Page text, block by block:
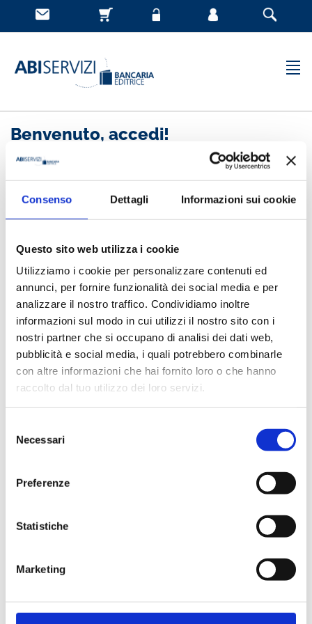
Consenso Dettagli Informazioni sui cookie
Questo sito web utilizza i cookie
Utilizziamo i cookie per personalizzare contenuti ed
annunci, per fornire funzionalità dei social media e per
analizzare il nostro traffico. Condividiamo inoltre
informazioni sul modo in cui utilizzi il nostro sito con i
nostri partner che si occupano di analisi dei dati web,
pubblicità e social media, i quali potrebbero combinarle
con altre informazioni che hai fornito loro o che hanno
raccolto dal tuo utilizzo dei loro servizi.
delNecessari
Preferenze
Statistiche
Marketing
Benvenuto, accedi!
la storia degli acquisti effettuati
Cliente già registrato